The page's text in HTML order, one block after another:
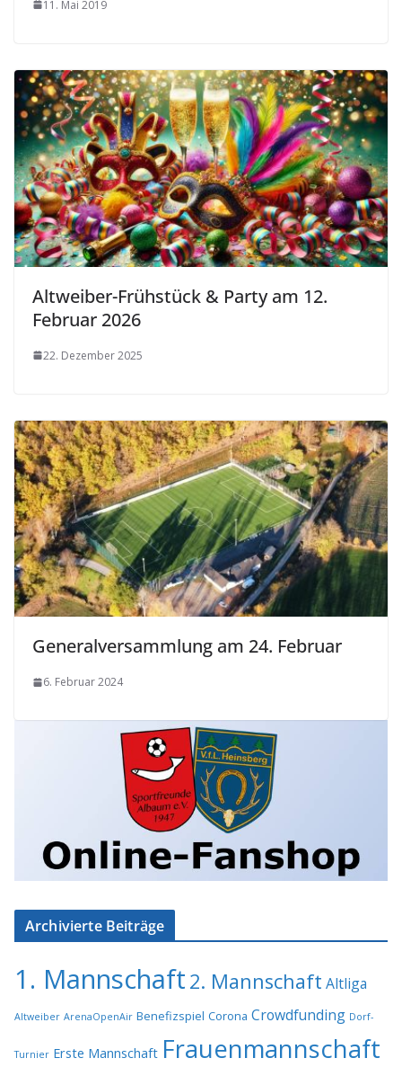
11. Mai 2019
Altweiber-Frühstück & Party am 12.
Februar 2026
22. Dezember 2025
Generalversammlung am 24. Februar­­
6. Februar 2024
Archivierte Beiträge
1. Mannschaft 2. Mannschaft Altliga
Altweiber ArenaOpenAir Benefizspiel Corona Crowdfunding Dorf-
Turnier Erste Mannschaft Frauenmannschaft